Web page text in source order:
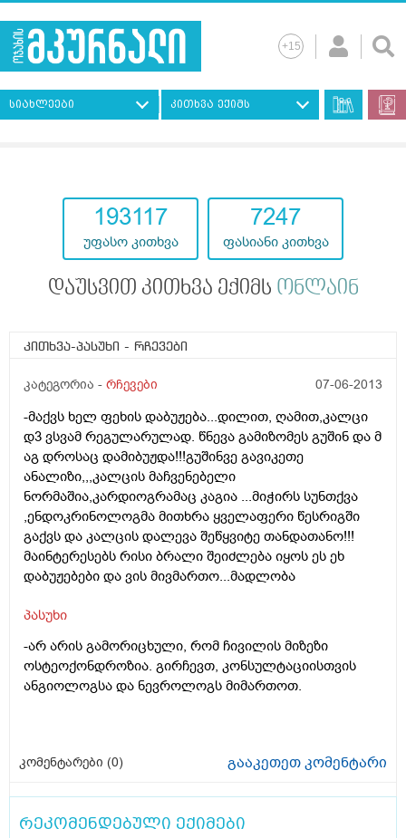
სიახლეები კითხვა ექიმს
193117
უფასო კითხვა
7247
ფასიანი კითხვა
დაუსვით კითხვა ექიმს ონლაინ
კითხვა-პასუხი - რჩევები
კატეგორია - რჩევები 07-06-2013
-მაქვს ხელ ფეხის დაბუჟება...დილით, ღამით,კალცი
დ3 ვსვამ რეგულარულად. წნევა გამიზომეს გუშინ და მ
აგ დროსაც დამიბუჟდა!!!გუშინვე გავიკეთე
ანალიზი,,,კალცის მაჩვენებელი
ნორმაშია,კარდიოგრამაც კაგია ...მიჭირს სუნთქვა
,ენდოკრინოლოგმა მითხრა ყველაფერი წესრიგში
გაქვს და კალცის დალევა შეწყვიტე თანდათანო!!!
მაინტერესებს რისი ბრალი შეიძლება იყოს ეს ეხ
დაბუჟებები და ვის მივმართო...მადლობა
პასუხი
-არ არის გამორიცხული, რომ ჩივილის მიზეზი
ოსტეოქონდროზია. გირჩევთ, კონსულტაციისთვის
ანგიოლოგსა და ნევროლოგს მიმართოთ.
კომენტარები (0) გააკეთეთ კომენტარი
რეკომენდებული ექიმები